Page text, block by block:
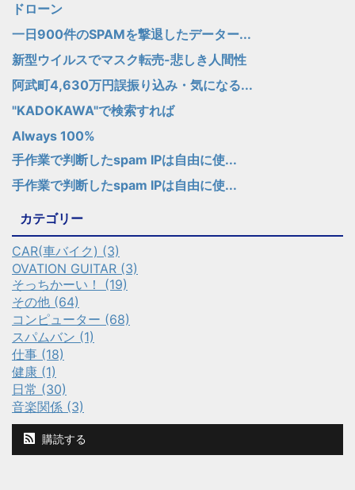
ドローン
一日900件のSPAMを撃退したデーター...
新型ウイルスでマスク転売-悲しき人間性
阿武町4,630万円誤振り込み・気になる...
"KADOKAWA"で検索すれば
Always 100%
手作業で判断したspam IPは自由に使...
手作業で判断したspam IPは自由に使...
カテゴリー
CAR(車バイク) (3)
OVATION GUITAR (3)
そっちかーい！ (19)
その他 (64)
コンピューター (68)
スパムバン (1)
仕事 (18)
健康 (1)
日常 (30)
音楽関係 (3)
購読する